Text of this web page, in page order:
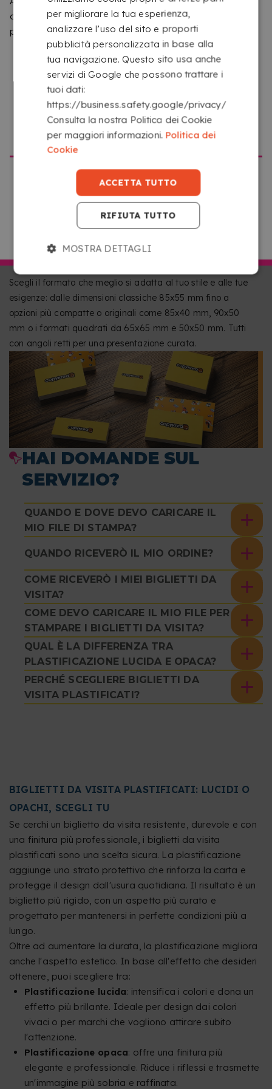
diverso da quello che corrisponde a questo sito web. Ti
preghiamo di confermare il sito che vuoi visitare.
ANDARE SU COPYKREA USA
ANDARE SU COPYKREA ITALIA
MAGGIORE RESISTENZA E DURATA
La plastificazione protegge il biglietto dall'uso quotidiano,
dall'umidità e dai graffi. Grazie a questa laminazione, i
biglietti conservano meglio il loro aspetto nel tempo, il che li
rende particolarmente consigliati per contatti frequenti,
fiere, eventi o team commerciali.
5 FORMATI DISPONIBILI DA PERSONALIZZARE
Scegli il formato che meglio si adatta al tuo stile e alle tue
esigenze: dalle dimensioni classiche 85x55 mm fino a
opzioni più compatte o originali come 85x40 mm, 90x50
mm o i formati quadrati da 65x65 mm e 50x50 mm. Tutti
con angoli retti per una presentazione curata.
HAI DOMANDE SUL
SERVIZIO?
QUANDO E DOVE DEVO CARICARE IL
MIO FILE DI STAMPA?
QUANDO RICEVERÒ IL MIO ORDINE?
COME RICEVERÒ I MIEI BIGLIETTI DA
VISITA?
COME DEVO CARICARE IL MIO FILE PER
STAMPARE I BIGLIETTI DA VISITA?
QUAL È LA DIFFERENZA TRA
PLASTIFICAZIONE LUCIDA E OPACA?
PERCHÉ SCEGLIERE BIGLIETTI DA
VISITA PLASTIFICATI?
BIGLIETTI DA VISITA PLASTIFICATI: LUCIDI O
OPACHI, SCEGLI TU
Se cerchi un biglietto da visita resistente, durevole e con
una finitura più professionale, i biglietti da visita
plastificati sono una scelta sicura. La plastificazione
aggiunge uno strato protettivo che rinforza la carta e
protegge il design dall'usura quotidiana. Il risultato è un
biglietto più rigido, con un aspetto più curato e
progettato per mantenersi in perfette condizioni più a
lungo.
Oltre ad aumentare la durata, la plastificazione migliora
anche l'aspetto estetico. In base all'effetto che desideri
ottenere, puoi scegliere tra:
Plastificazione lucida: intensifica i colori e dona un
effetto più brillante. Ideale per design dai colori
vivaci o per marchi che vogliono attirare subito
l'attenzione.
Plastificazione opaca: offre una finitura più
elegante e professionale. Riduce i riflessi e trasmette
un'immagine più sobria e raffinata.
per migliorare la tua esperienza,
analizzare l’uso del sito e proporti
pubblicità personalizzata in base alla
tua navigazione. Questo sito usa anche
servizi di Google che possono trattare i
tuoi dati:
https://business.safety.google/privacy/
Consulta la nostra Politica dei Cookie
per maggiori informazioni. Politica dei
Cookie
ACCETTA TUTTO
RIFIUTA TUTTO
MOSTRA DETTAGLI